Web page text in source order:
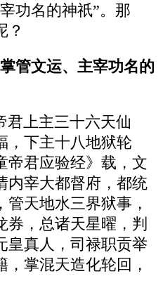
功名的神祇”。那
？
管文运、主宰功名的
君上主三十六天仙
，下主十八地狱轮
帝君应验经》载，文
内宰大都督府，都统
天地水三界狱事，
券，总诸天星曜，判
皇真人，司禄职贡举
掌混天造化轮回，